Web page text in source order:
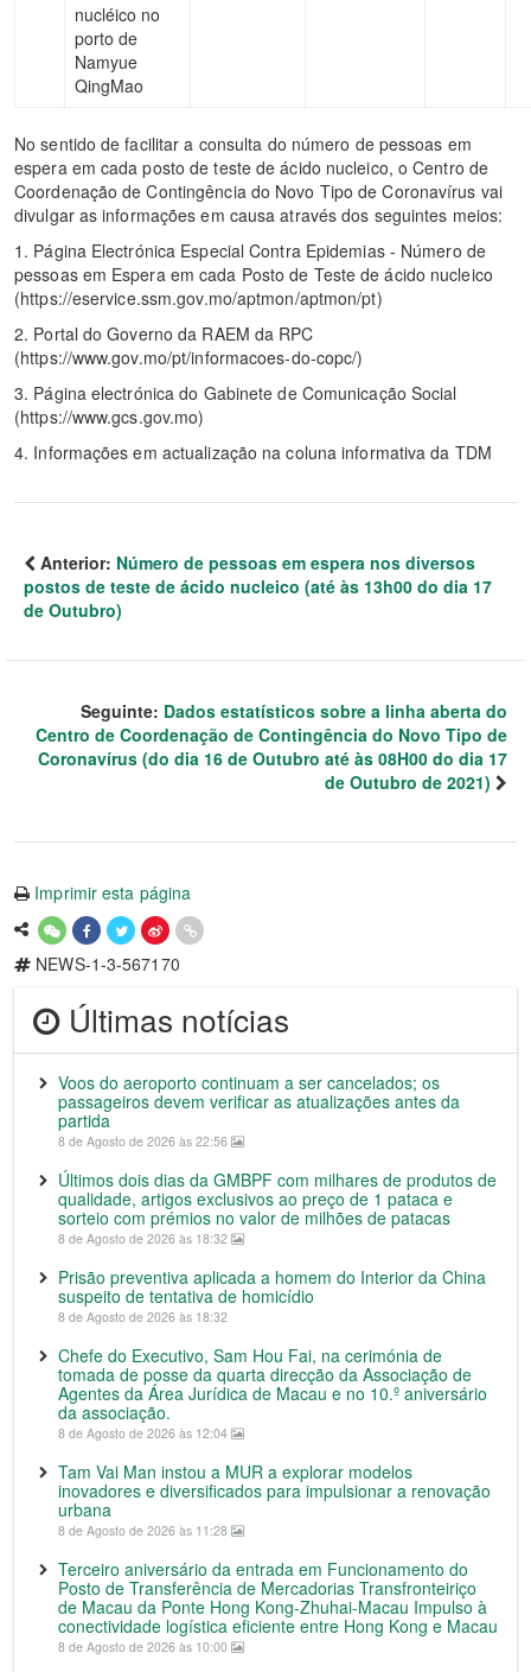
nucléico no
porto de
Namyue
QingMao
No sentido de facilitar a consulta do número de pessoas em
espera em cada posto de teste de ácido nucleico, o Centro de
Coordenação de Contingência do Novo Tipo de Coronavírus vai
divulgar as informações em causa através dos seguintes meios:
1. Página Electrónica Especial Contra Epidemias - Número de
pessoas em Espera em cada Posto de Teste de ácido nucleico
(https://eservice.ssm.gov.mo/aptmon/aptmon/pt)
2. Portal do Governo da RAEM da RPC
(https://www.gov.mo/pt/informacoes-do-copc/)
3. Página electrónica do Gabinete de Comunicação Social
(https://www.gcs.gov.mo)
4. Informações em actualização na coluna informativa da TDM
Anterior: Número de pessoas em espera nos diversos
postos de teste de ácido nucleico (até às 13h00 do dia 17
de Outubro)
Seguinte: Dados estatísticos sobre a linha aberta do
Centro de Coordenação de Contingência do Novo Tipo de
Coronavírus (do dia 16 de Outubro até às 08H00 do dia 17
de Outubro de 2021)
Imprimir esta página
NEWS-1-3-567170
Últimas notícias
Voos do aeroporto continuam a ser cancelados; os
passageiros devem verificar as atualizações antes da
partida
8 de Agosto de 2026 às 22:56
Últimos dois dias da GMBPF com milhares de produtos de
qualidade, artigos exclusivos ao preço de 1 pataca e
sorteio com prémios no valor de milhões de patacas
8 de Agosto de 2026 às 18:32
Prisão preventiva aplicada a homem do Interior da China
suspeito de tentativa de homicídio
8 de Agosto de 2026 às 18:32
Chefe do Executivo, Sam Hou Fai, na cerimónia de
tomada de posse da quarta direcção da Associação de
Agentes da Área Jurídica de Macau e no 10.º aniversário
da associação.
8 de Agosto de 2026 às 12:04
Tam Vai Man instou a MUR a explorar modelos
inovadores e diversificados para impulsionar a renovação
urbana
8 de Agosto de 2026 às 11:28
Terceiro aniversário da entrada em Funcionamento do
Posto de Transferência de Mercadorias Transfronteiriço
de Macau da Ponte Hong Kong-Zhuhai-Macau Impulso à
conectividade logística eficiente entre Hong Kong e Macau
8 de Agosto de 2026 às 10:00